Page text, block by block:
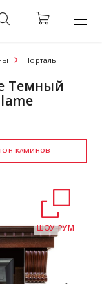
Порталы
Темный
КАМИНОВ
ШОУ-РУМ